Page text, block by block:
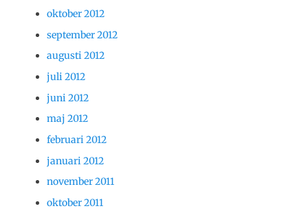
oktober 2012
september 2012
augusti 2012
juli 2012
juni 2012
maj 2012
februari 2012
januari 2012
november 2011
oktober 2011